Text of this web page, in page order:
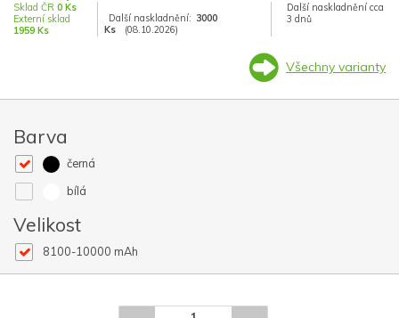
Sklad ČR 0 Ks
Externí sklad
1959 Ks
Další naskladnění: 3000
Ks
(08.10.2026)
Další naskladnění cca
3 dnů
Všechny varianty
Barva
černá
bílá
Velikost
8100-10000 mAh